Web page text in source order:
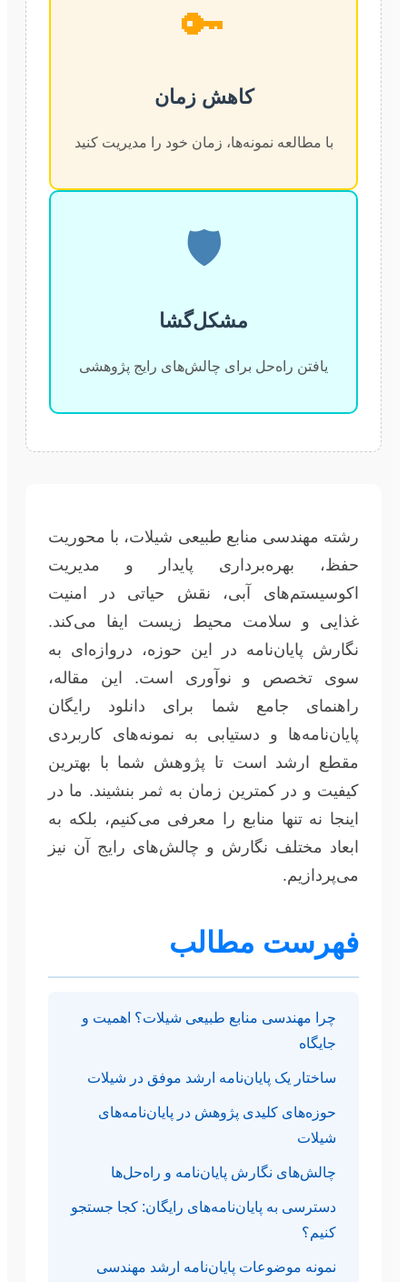
🔑
کاهش زمان
با مطالعه نمونه‌ها، زمان خود را مدیریت کنید
🛡️
مشکل‌گشا
یافتن راه‌حل برای چالش‌های رایج پژوهشی
رشته مهندسی منابع طبیعی شیلات، با محوریت
حفظ، بهره‌برداری پایدار و مدیریت
اکوسیستم‌های آبی، نقش حیاتی در امنیت
غذایی و سلامت محیط زیست ایفا می‌کند.
نگارش پایان‌نامه در این حوزه، دروازه‌ای به
سوی تخصص و نوآوری است. این مقاله،
راهنمای جامع شما برای دانلود رایگان
پایان‌نامه‌ها و دستیابی به نمونه‌های کاربردی
مقطع ارشد است تا پژوهش شما با بهترین
کیفیت و در کمترین زمان به ثمر بنشیند. ما در
اینجا نه تنها منابع را معرفی می‌کنیم، بلکه به
ابعاد مختلف نگارش و چالش‌های رایج آن نیز
می‌پردازیم.
فهرست مطالب
چرا مهندسی منابع طبیعی شیلات؟ اهمیت و
جایگاه
ساختار یک پایان‌نامه ارشد موفق در شیلات
حوزه‌های کلیدی پژوهش در پایان‌نامه‌های
شیلات
چالش‌های نگارش پایان‌نامه و راه‌حل‌ها
دسترسی به پایان‌نامه‌های رایگان: کجا جستجو
کنیم؟
نمونه موضوعات پایان‌نامه ارشد مهندسی